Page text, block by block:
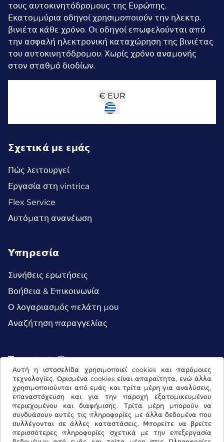
Αυτή η ιστοσελίδα χρησιμοποιεί cookies και παρόμοιες
τεχνολογίες. Ορισμένα cookies είναι απαραίτητα, ενώ άλλα
χρησιμοποιούνται από εμάς και τρίτα μέρη για αναλύσεις,
επαναστόχευση και για την παροχή εξατομικευμένου
περιεχομένου και διαφήμισης. Τρίτα μέρη μπορούν να
συνδυάσουν αυτές τις πληροφορίες με άλλα δεδομένα που
συλλέγονται σε άλλες καταστάσεις. Μπορείτε να βρείτε
περισσότερες πληροφορίες σχετικά με την επεξεργασία
τους αυτοκινητόδρομους της Ευρώπης.
Εκατομμύρια οδηγοί χρησιμοποιούν την ηλεκτρ.
βινιέτα κάθε χρόνο. Οι οδηγοί επωφελούνται από
την ασφαλή ηλεκτρονική καταχώρηση της βινιέτας
του αυτοκινητόδρομου. Χωρίς χρόνο αναμονής
στον σταθμό διοδίων.
€ EUR
Σχετικά με εμάς
Πώς λειτουργεί
Εργασία στη vintrica
Flex Service
Αυτόματη ανανέωση
Υπηρεσία
Συνήθεις ερωτήσεις
Βοήθεια & Επικοινωνία
Ο λογαριασμός πελάτη μου
Αναζήτηση παραγγελίας
Facebook Instagram